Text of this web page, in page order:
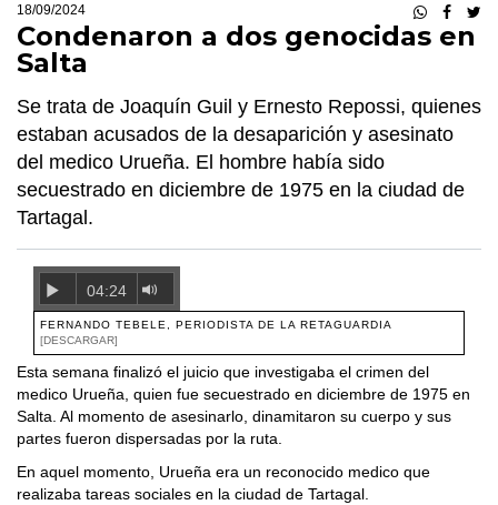
18/09/2024
Condenaron a dos genocidas en
Salta
Se trata de Joaquín Guil y Ernesto Repossi, quienes
estaban acusados de la desaparición y asesinato
del medico Urueña. El hombre había sido
secuestrado en diciembre de 1975 en la ciudad de
Tartagal.
04:24
FERNANDO TEBELE, PERIODISTA DE LA RETAGUARDIA
[DESCARGAR]
Esta semana finalizó el juicio que investigaba el crimen del
medico Urueña, quien fue secuestrado en diciembre de 1975 en
Salta. Al momento de asesinarlo, dinamitaron su cuerpo y sus
partes fueron dispersadas por la ruta.
En aquel momento, Urueña era un reconocido medico que
realizaba tareas sociales en la ciudad de Tartagal.